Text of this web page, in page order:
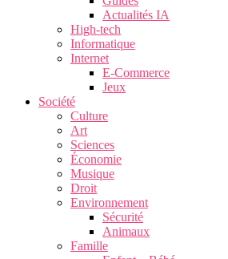
Actualités IA
High-tech
Informatique
Internet
E-Commerce
Jeux
Société
Culture
Art
Sciences
Économie
Musique
Droit
Environnement
Sécurité
Animaux
Famille